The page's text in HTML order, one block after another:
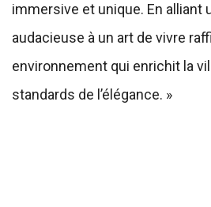
immersive et unique. En alliant
audacieuse à un art de vivre
environnement qui enrichit la
standards de l’élégance. »